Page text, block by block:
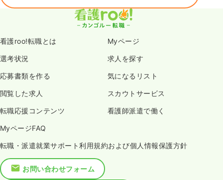
看護roo!転職とは Myページ
選考状況 求人を探す
応募書類を作る 気になるリスト
閲覧した求人 スカウトサービス
転職応援コンテンツ 看護師派遣で働く
MyページFAQ
転職・派遣就業サポート利用規約および個人情報保護方針
お問い合わせフォーム